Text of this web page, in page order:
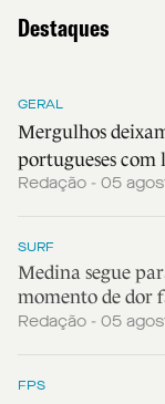
Destaques
GERAL
Mergulhos
portugueses com
Redação - 05
SURF
Medina segue
momento de dor
Redação - 05
FPS